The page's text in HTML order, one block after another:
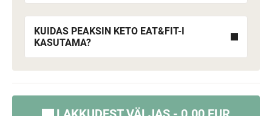
KUIDAS PEAKSIN KETO EAT&FIT-I
KASUTAMA?